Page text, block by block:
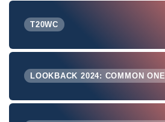
T20WC
LOOKBACK 2024: COMMON ONE